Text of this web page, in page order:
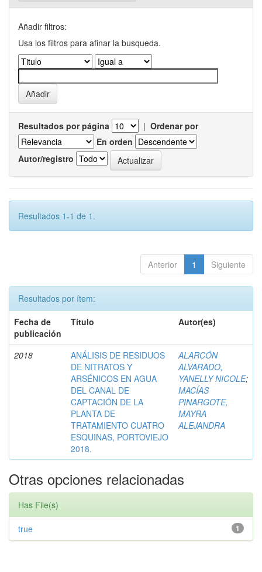
Añadir filtros:
Usa los filtros para afinar la busqueda.
Resultados por página | Ordenar por
En orden
Autor/registro
Resultados 1-1 de 1.
Anterior 1 Siguiente
Resultados por ítem:
Fecha de
publicación
Título Autor(es)
2018
ANÁLISIS DE RESIDUOS
DE NITRATOS Y
ARSÉNICOS EN AGUA
DEL CANAL DE
CAPTACIÓN DE LA
PLANTA DE
TRATAMIENTO CUATRO
ESQUINAS, PORTOVIEJO
2018.
ALARCÓN
ALVARADO,
YANELLY NICOLE;
MACÍAS
PINARGOTE,
MAYRA
ALEJANDRA
Otras opciones relacionadas
Has File(s)
1
true